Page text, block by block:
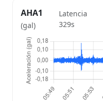
AHA1
(gal)
Latencia
329s